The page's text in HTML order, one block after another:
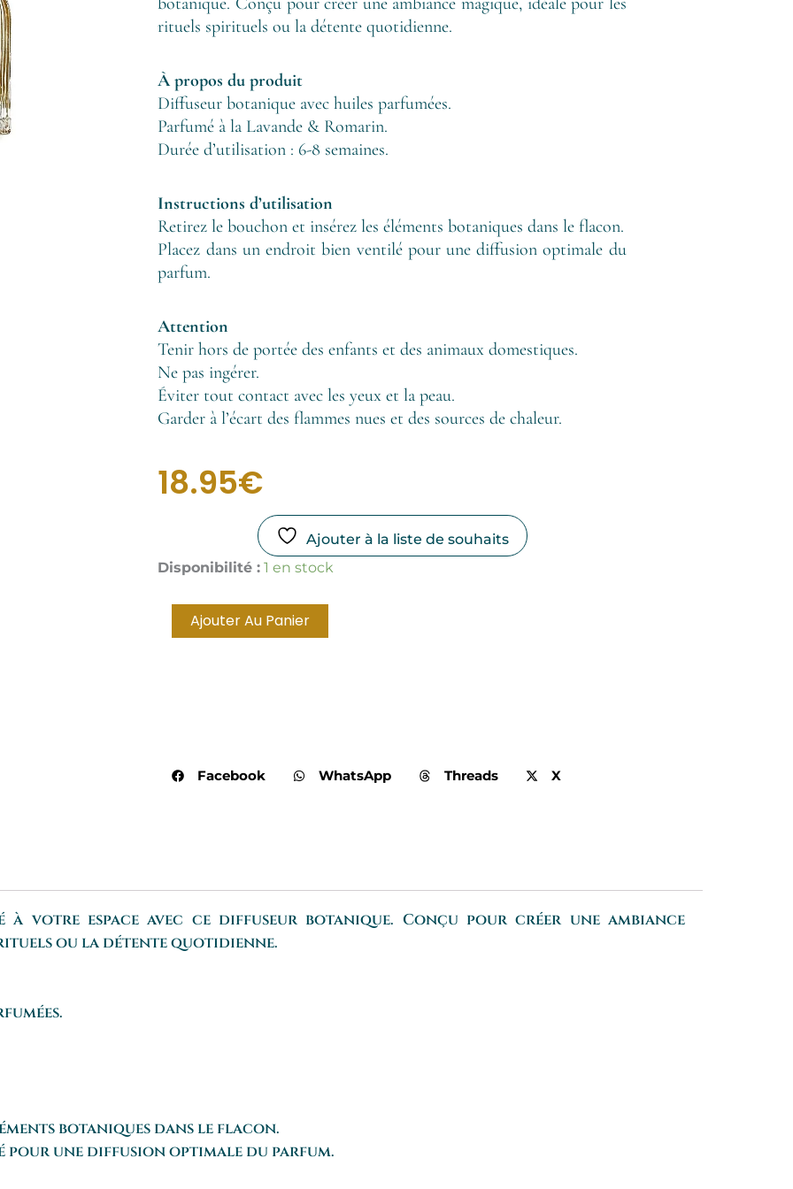
rituels spirituels ou la détente quotidienne.
À propos du produit
Diffuseur botanique avec huiles parfumées.
Parfumé à la Lavande & Romarin.
Durée d’utilisation : 6-8 semaines.
Instructions d’utilisation
Retirez le bouchon et insérez les éléments botaniques dans le flacon.
Placez dans un endroit bien ventilé pour une diffusion optimale du
parfum.
Attention
Tenir hors de portée des enfants et des animaux domestiques.
Ne pas ingérer.
Éviter tout contact avec les yeux et la peau.
Garder à l’écart des flammes nues et des sources de chaleur.
18.95€
Ajouter à la liste de souhaits
Disponibilité : 1 en stock
quantité
botanique
Vibrations
Ajouter Au Panier
Facebook WhatsApp Threads X
votre espace avec ce diffuseur botanique. Conçu pour créer une ambiance
ou la détente quotidienne.
botaniques dans le flacon.
une diffusion optimale du parfum.